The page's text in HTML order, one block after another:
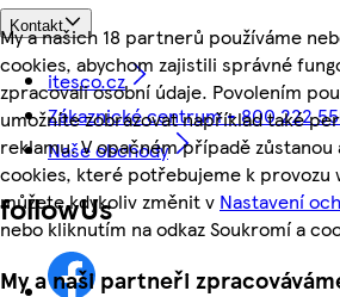
My a našich 18 partnerů používáme
cookies, abychom zajistili správné
zpracovali osobní údaje. Povolením
umožníte zobrazovat například také
reklamu. V opačném případě
cookies, které potřebujeme k provozu
můžete kdykoliv změnit v Nastavení
nebo kliknutím na odkaz Soukromí a
My a naši partneři
Kontakt
itesco.cz
Zákaznické centrum - 800 222
Naše obchody
followUs